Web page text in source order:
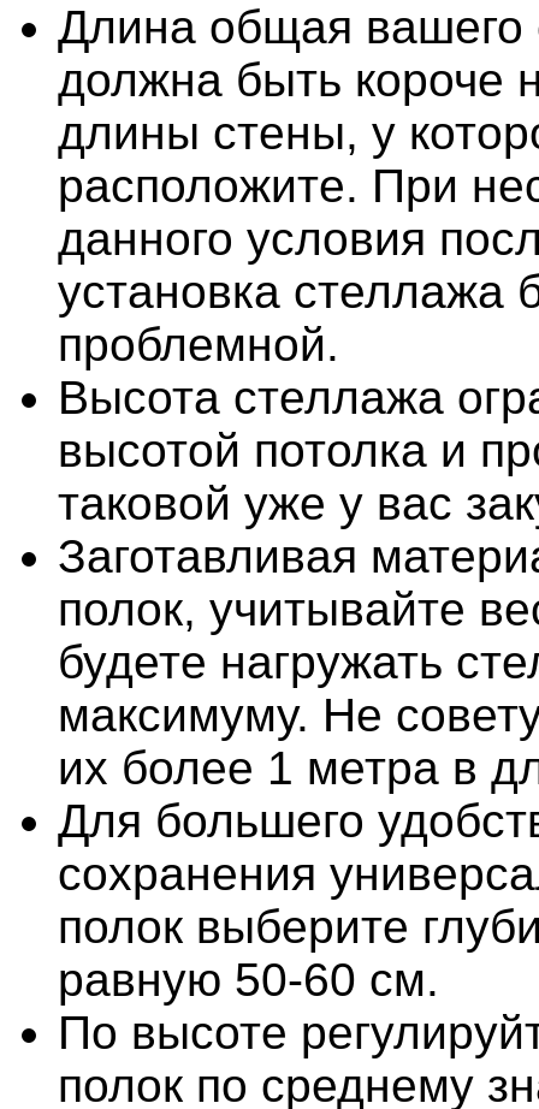
Длина общая вашего
должна быть короче
длины стены, у
расположите. При
данного условия
установка стеллажа
проблемной.
Высота стеллажа
высотой потолка и
таковой уже у вас
Заготавливая
полок, учитывайте
будете нагружать
максимуму. Не
их более 1 метра в
Для большего
сохранения
полок выберите
равную 50-60 см.
По высоте
полок по среднему